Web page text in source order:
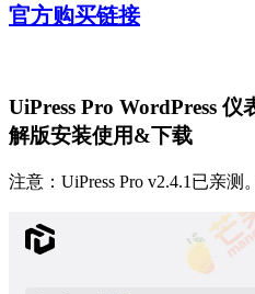
官方购买链接
UiPress Pro WordPress
解版安装使用&下载
注意：UiPress Pro v2.4.1已亲测